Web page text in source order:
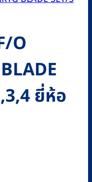
O
ยี่ห้อ